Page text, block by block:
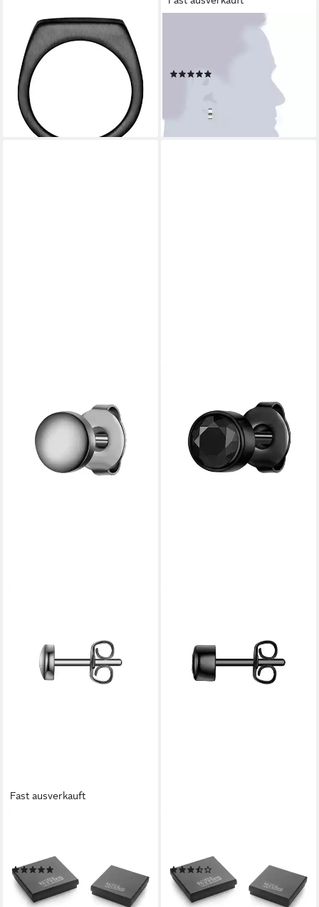
TRUE REBELS
Fingerring schwarz
39,95 €
lieferbar - in 2-3 Werktagen bei dir
Paar Creolen silber, aus
lieferbar - in 2-3 Werktagen bei dir
Fast ausverkauft
(1)
13,95 € UVP29,95 €
-53%
tlg), mit Zirkonia
(3)
16,95 € UVP29,95 €
-43%